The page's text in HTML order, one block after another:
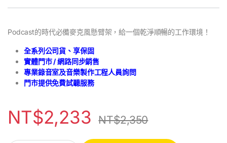
Podcast的時代必備麥克風懸臂架，給一個乾淨順暢的工作環境！
全系列公司貨、享保固
實體門市 / 網路同步銷售
專業錄音室及音樂製作工程人員詢問
門市提供免費試聽服務
NT$2,233 NT$2,350